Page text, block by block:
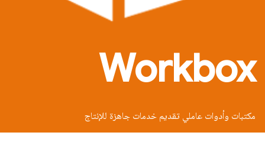
Workbox
مكتبات وأدوات عاملي تقديم خدمات جاهزة للإنتاج